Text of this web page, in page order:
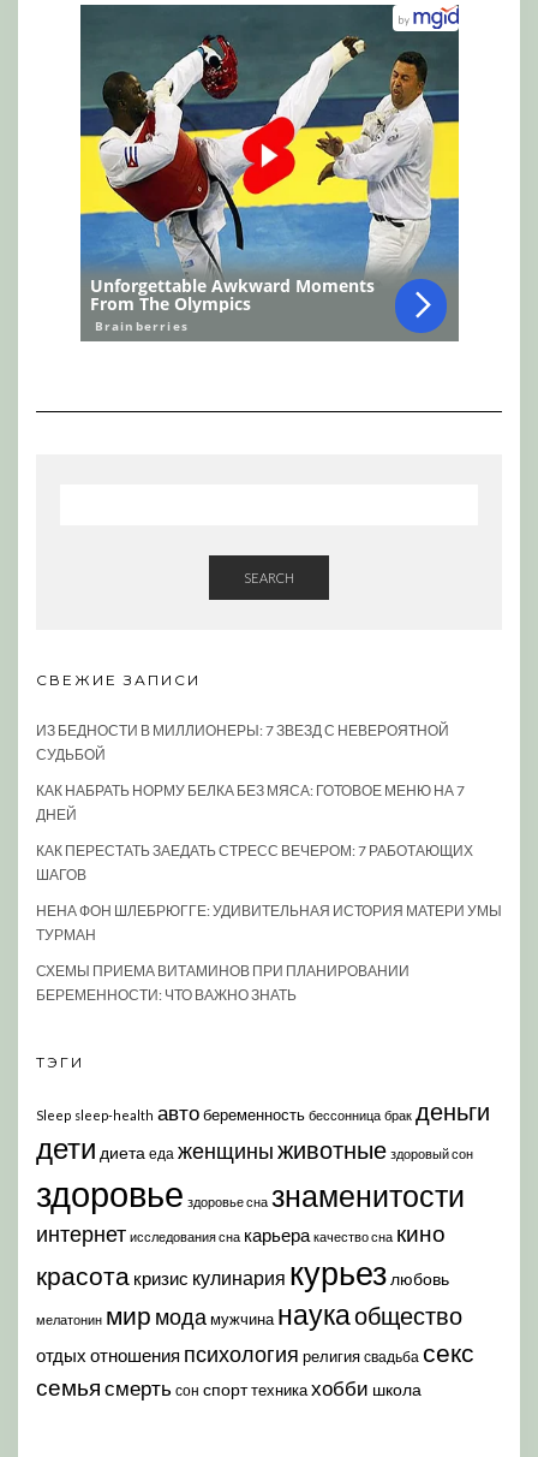
SEARCH
СВЕЖИЕ ЗАПИСИ
ИЗ БЕДНОСТИ В МИЛЛИОНЕРЫ: 7 ЗВЕЗД С НЕВЕРОЯТНОЙ
СУДЬБОЙ
КАК НАБРАТЬ НОРМУ БЕЛКА БЕЗ МЯСА: ГОТОВОЕ МЕНЮ НА 7
ДНЕЙ
КАК ПЕРЕСТАТЬ ЗАЕДАТЬ СТРЕСС ВЕЧЕРОМ: 7 РАБОТАЮЩИХ
ШАГОВ
НЕНА ФОН ШЛЕБРЮГГЕ: УДИВИТЕЛЬНАЯ ИСТОРИЯ МАТЕРИ УМЫ
ТУРМАН
СХЕМЫ ПРИЕМА ВИТАМИНОВ ПРИ ПЛАНИРОВАНИИ
БЕРЕМЕННОСТИ: ЧТО ВАЖНО ЗНАТЬ
ТЭГИ
Sleep sleep-health автобеременность бессонница брак деньги
дети диета еда женщиныживотные здоровый сон
здоровье здоровье сна знаменитости
интернет исследования сна карьера качество сна кино
красота кризис кулинария курьез любовь
мелатонин мир модамужчина наукаобщество
отдых отношения психология религия свадьба секс
семья смерть сон спорттехникахобби школа